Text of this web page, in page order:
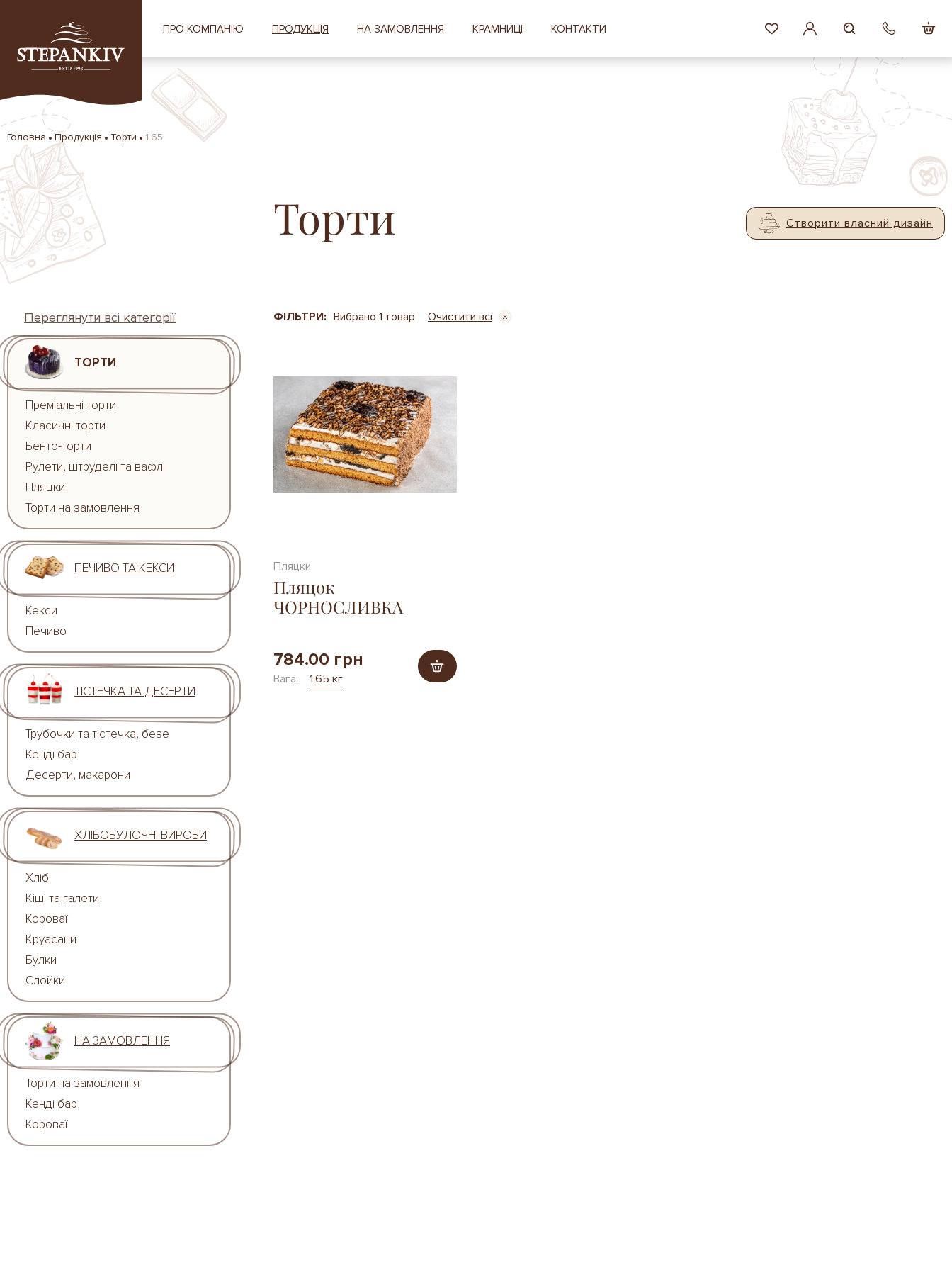
ПРО КОМПАНІЮ ПРОДУКЦІЯ НА ЗАМОВЛЕННЯ КРАМНИЦІ КОНТАКТИ
Головна Продукція Торти 1.65
Торти Створити власний дизайн
Переглянути всі категорії
ТОРТИ
Преміальні торти
Класичні торти
Бенто-торти
Рулети, штруделі та вафлі
Пляцки
Торти на замовлення
ПЕЧИВО ТА КЕКСИ
Кекси
Печиво
ТІСТЕЧКА ТА ДЕСЕРТИ
Трубочки та тістечка, безе
Кенді бар
Десерти, макарони
ХЛІБОБУЛОЧНІ ВИРОБИ
Хліб
Кіші та галети
Короваї
Круасани
Булки
Слойки
НА ЗАМОВЛЕННЯ
Торти на замовлення
Кенді бар
Короваї
ФІЛЬТРИ: Вибрано 1 товар Очистити всі
Пляцки
Пляцок
ЧОРНОСЛИВКА
784.00 грн
Вага: 1.65 кг